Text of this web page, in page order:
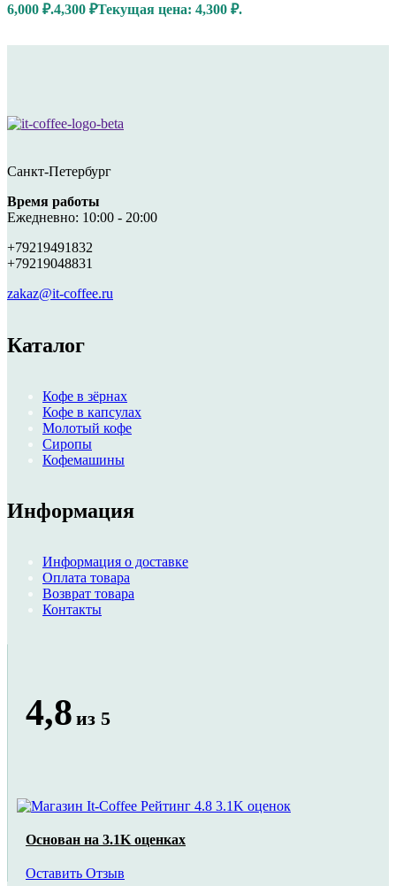
6,000 ₽.4,300 ₽Текущая цена: 4,300 ₽.
Санкт-Петербург
Время работы
Ежедневно: 10:00 - 20:00
+79219491832
+79219048831
zakaz@it-coffee.ru
Каталог
Кофе в зёрнах
Кофе в капсулах
Молотый кофе
Сиропы
Кофемашины
Информация
Информация о доставке
Оплата товара
Возврат товара
Контакты
4,8 из 5
Основан на 3.1K оценках
Оставить Отзыв